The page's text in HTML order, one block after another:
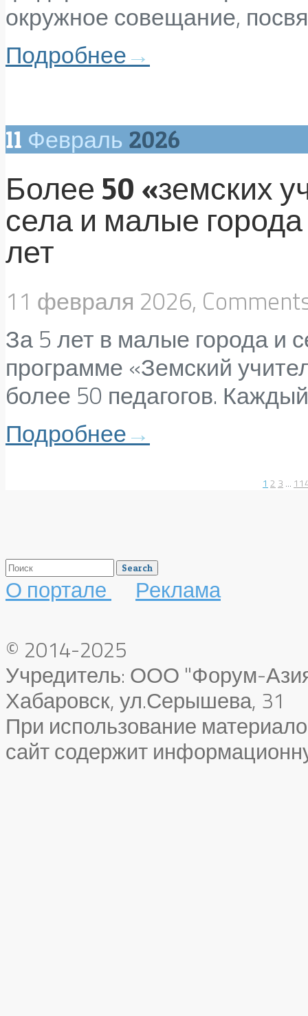
окружное совещание,
Подробнее→
11 Февраль 2026
Более 50 «земских
села и малые
лет
11 февраля 2026,
За 5 лет в малые города и
программе «Земский
более 50 педагогов.
Подробнее→
1 2 3 ...
О портале
Реклама
© 2014-2025
Учредитель: ООО "Форум-
Хабаровск, ул.Серышева, 31
При использование
сайт содержит